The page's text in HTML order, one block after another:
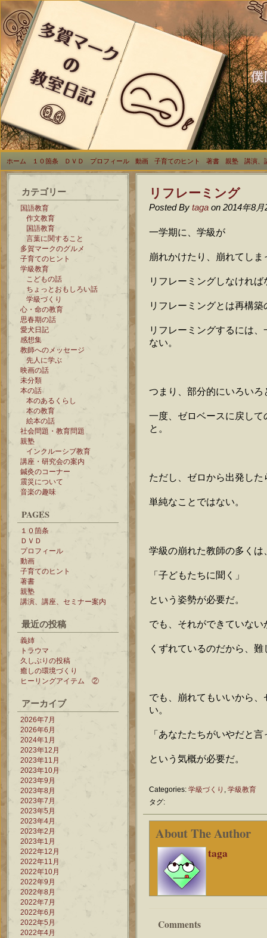
ホーム １０箇条 ＤＶＤ プロフィール 動画 子育てのヒント 著書 親塾 講演、
カテゴリー
国語教育
作文教育
国語教育
言葉に関すること
多賀マークのグルメ
子育てのヒント
学級教育
こどもの話
ちょっとおもしろい話
学級づくり
心・命の教育
思春期の話
愛犬日記
感想集
教師へのメッセージ
先人に学ぶ
映画の話
未分類
本の話
本のあるくらし
本の教育
絵本の話
社会問題・教育問題
親塾
インクルーシブ教育
講座・研究会の案内
鍼灸のコーナー
震災について
音楽の趣味
PAGES
１０箇条
ＤＶＤ
プロフィール
動画
子育てのヒント
著書
親塾
講演、講座、セミナー案内
最近の投稿
義姉
トラウマ
久しぶりの投稿
癒しの環境づくり
ヒーリングアイテム ②
アーカイブ
2026年7月
2026年6月
2024年1月
2023年12月
2023年11月
2023年10月
2023年9月
2023年8月
2023年7月
2023年5月
2023年4月
2023年2月
2023年1月
2022年12月
2022年11月
2022年10月
2022年9月
2022年8月
2022年7月
2022年6月
2022年5月
2022年4月
リフレーミング
Posted By taga on 2014年8月
一学期に、学級が
崩れかけたり、崩れてし
リフレーミングしなければ
リフレーミングとは再構築
リフレーミングするには
ない。
つまり、部分的にいろい
一度、ゼロベースに戻し
と。
ただし、ゼロから出発し
単純なことではない。
学級の崩れた教師の多くは
「子どもたちに聞く」
という姿勢が必要だ。
でも、それができていない
くずれているのだから、
でも、崩れてもいいから
い。
「あなたたちがいやだと
という気概が必要だ。
Categories: 学級づくり
学級教育
タグ:
About The Author
taga
Comments